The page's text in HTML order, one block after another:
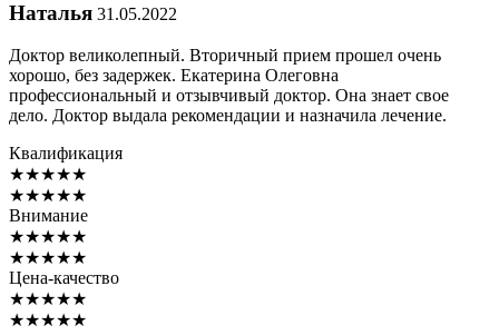
Наталья 31.05.2022
Доктор великолепный. Вторичный прием прошел очень
хорошо, без задержек. Екатерина Олеговна
профессиональный и отзывчивый доктор. Она знает свое
дело. Доктор выдала рекомендации и назначила лечение.
Квалификация
★★★★★
★★★★★
Внимание
★★★★★
★★★★★
Цена-качество
★★★★★
★★★★★